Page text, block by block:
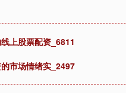
上股票配资_6811
市场情绪实_2497